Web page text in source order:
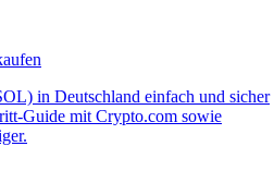
in Deutschland einfach und sicher
Guide mit Crypto.com sowie